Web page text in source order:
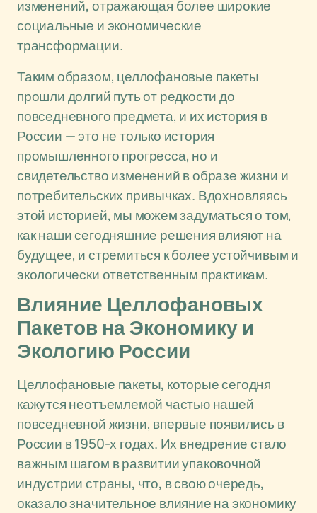
изменений, отражающая более широкие
социальные и экономические
трансформации.
Таким образом, целлофановые пакеты
прошли долгий путь от редкости до
повседневного предмета, и их история в
России — это не только история
промышленного прогресса, но и
свидетельство изменений в образе жизни и
потребительских привычках. Вдохновляясь
этой историей, мы можем задуматься о том,
как наши сегодняшние решения влияют на
будущее, и стремиться к более устойчивым и
экологически ответственным практикам.
Влияние Целлофановых
Пакетов на Экономику и
Экологию России
Целлофановые пакеты, которые сегодня
кажутся неотъемлемой частью нашей
повседневной жизни, впервые появились в
России в 1950-х годах. Их внедрение стало
важным шагом в развитии упаковочной
индустрии страны, что, в свою очередь,
оказало значительное влияние на экономику